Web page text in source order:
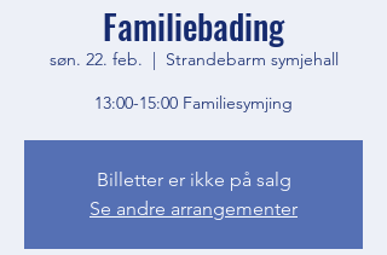
Familiebading
søn. 22. feb.
  |
Strandebarm symjehall
13:00-15:00 Familiesymjing
Billetter er ikke på salg
Se andre arrangementer